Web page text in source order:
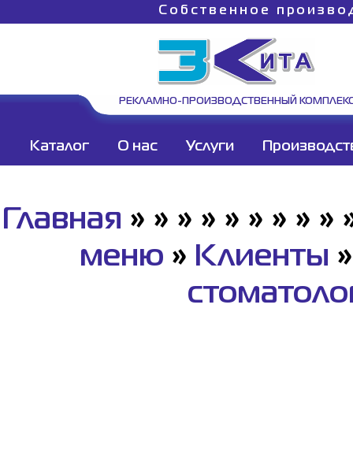
Собственное
РЕКЛАМНО-ПРОИЗВОДСТВЕННЫЙ
Каталог О нас Услуги
Главная » » » » » » » » »
меню » Клиенты